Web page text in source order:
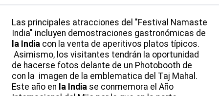
Las principales atracciones del "Festival Namaste
India" incluyen demostraciones gastronómicas de
la India con la venta de aperitivos platos típicos.
Asimismo, los visitantes tendrán la oportunidad
de hacerse fotos delante de un Photobooth de
con la imagen de la emblematica del Taj Mahal.
Este año en la India se conmemora el Año